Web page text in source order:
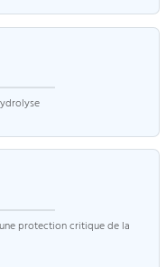
protection critique de la